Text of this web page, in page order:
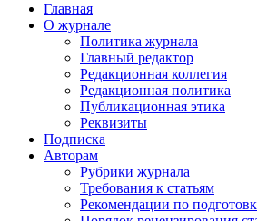
Главная
О журнале
Политика журнала
Главный редактор
Редакционная коллегия
Редакционная политика
Публикационная этика
Реквизиты
Подписка
Авторам
Рубрики журнала
Требования к статьям
Рекомендации по